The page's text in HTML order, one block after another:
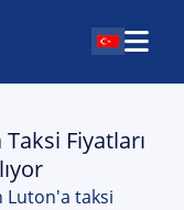
Fiyatları
Luton'a taksi